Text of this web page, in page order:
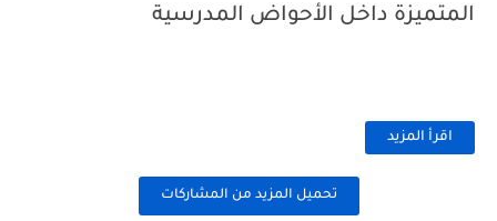
المتميزة داخل الأحواض المدرسية
اقرأ المزيد
تحميل المزيد من المشاركات